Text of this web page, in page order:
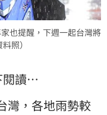
也提醒，下週一起台灣將
照）
閱讀…
灣，各地雨勢較